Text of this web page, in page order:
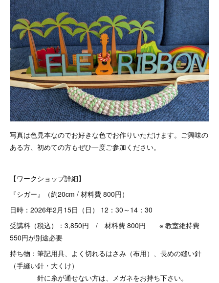
写真は色見本なのでお好きな色でお作りいただけます。ご興味の
ある方、初めての方もぜひ一度ご参加ください。
【ワークショップ詳細】
『シガー』（約20cm / 材料費 800円）
日時：2026年2月15日（日） 12：30～14：30
受講料（税込）：3,850円 / 材料費 800円 ※ 教室維持費
550円が別途必要
持ち物：筆記用具、よく切れるはさみ（布用）、長めの縫い針
（手縫い針・大くけ）
針に糸が通せない方は、メガネをお持ち下さい。